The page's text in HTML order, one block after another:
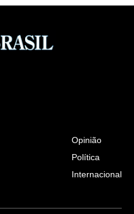
Opinião
Política
Internacional